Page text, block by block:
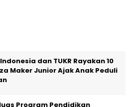
dan TUKR Rayakan 10
Maker Junior Ajak Anak Peduli
Program Pendidikan